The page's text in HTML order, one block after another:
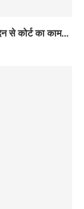
से कोर्ट का काम...